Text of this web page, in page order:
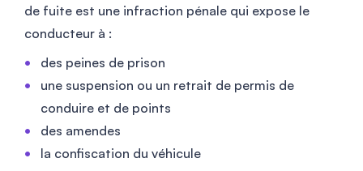
de fuite est une infraction pénale qui expose le
conducteur à :
des peines de prison
une suspension ou un retrait de permis de
conduire et de points
des amendes
la confiscation du véhicule